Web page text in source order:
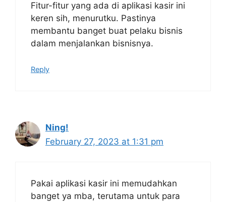
Fitur-fitur yang ada di aplikasi kasir ini
keren sih, menurutku. Pastinya
membantu banget buat pelaku bisnis
dalam menjalankan bisnisnya.
Reply
Ning!
February 27, 2023 at 1:31 pm
Pakai aplikasi kasir ini memudahkan
banget ya mba, terutama untuk para